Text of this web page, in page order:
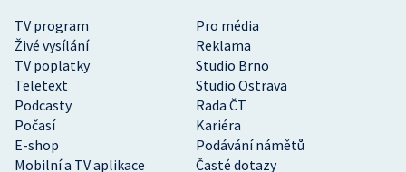
TV program
Pro média
Živé vysílání
Reklama
TV poplatky
Studio Brno
Teletext
Studio Ostrava
Podcasty
Rada ČT
Počasí
Kariéra
E-shop
Podávání námětů
Mobilní a TV aplikace
Časté dotazy